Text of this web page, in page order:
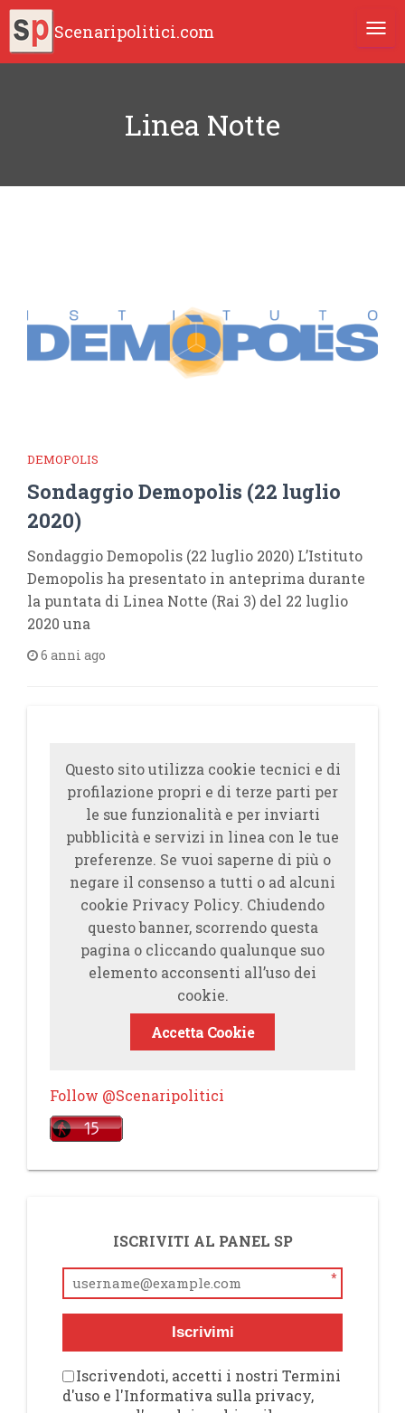
Scenaripolitici.com
Linea Notte
DEMOPOLIS
Sondaggio Demopolis (22 luglio
2020)
Sondaggio Demopolis (22 luglio 2020) L’Istituto
Demopolis ha presentato in anteprima durante
la puntata di Linea Notte (Rai 3) del 22 luglio
2020 una
6 anni ago
Questo sito utilizza cookie tecnici e di
profilazione propri e di terze parti per
le sue funzionalità e per inviarti
pubblicità e servizi in linea con le tue
preferenze. Se vuoi saperne di più o
negare il consenso a tutti o ad alcuni
cookie Privacy Policy. Chiudendo
questo banner, scorrendo questa
pagina o cliccando qualunque suo
elemento acconsenti all’uso dei
cookie.
Accetta Cookie
Follow @Scenaripolitici
ISCRIVITI AL PANEL SP
*
Iscrivimi
Iscrivendoti, accetti i nostri Termini
d'uso e l'Informativa sulla privacy,